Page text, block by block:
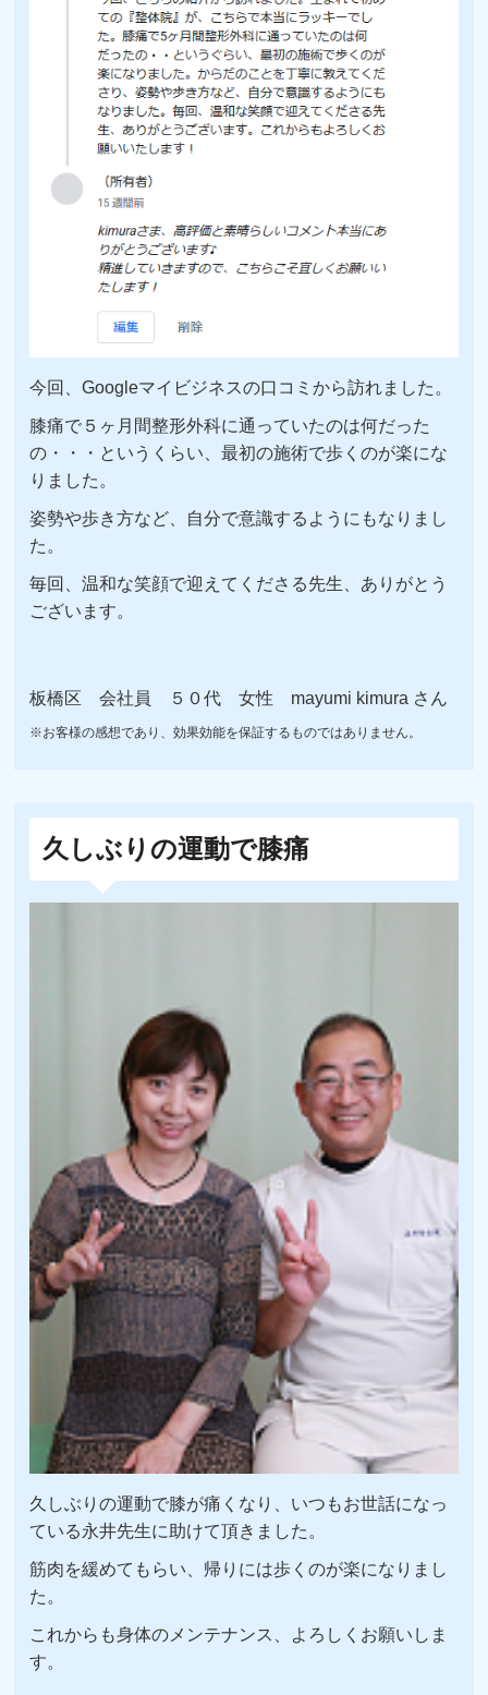
今回、Googleマイビジネスの口コミから訪れました。
膝痛で５ヶ月間整形外科に通っていたのは何だった
の・・・というくらい、最初の施術で歩くのが楽にな
りました。
姿勢や歩き方など、自分で意識するようにもなりまし
た。
毎回、温和な笑顔で迎えてくださる先生、ありがとう
ございます。
板橋区 会社員 ５０代 女性 mayumi kimura さん
※お客様の感想であり、効果効能を保証するものではありません。
久しぶりの運動で膝痛
久しぶりの運動で膝が痛くなり、いつもお世話になっ
ている永井先生に助けて頂きました。
筋肉を緩めてもらい、帰りには歩くのが楽になりまし
た。
これからも身体のメンテナンス、よろしくお願いしま
す。